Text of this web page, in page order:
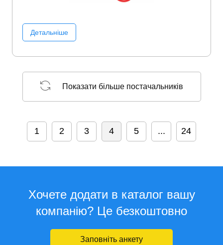
Детальніше
Показати більше постачальників
1 2 3 4 5 ... 24
Хочете додати в каталог вашу
компанію? Це безкоштовно
Заповніть анкету